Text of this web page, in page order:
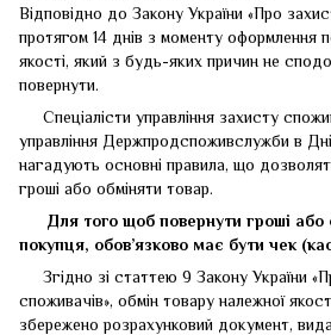
Відповідно до Закону України «Про
протягом 14 днів з моменту оформлення
якості, який з будь-яких причин не
повернути.
Спеціалісти управління захисту
управління Держпродспоживслужби в
нагадують основні правила, що
гроші або обміняти товар.
Для того щоб повернути гроші або
покупця, обов’язково має бути чек
Згідно зі статтею 9 Закону України
споживачів», обмін товару належної
збережено розрахунковий документ,